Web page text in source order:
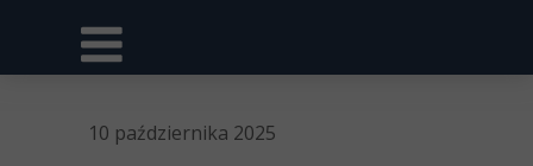
10 października 2025